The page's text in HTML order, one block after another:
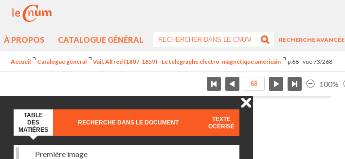
À PROPOS CATALOGUE GÉNÉRAL
RECHERCHE AVANCÉE
Accueil Catalogue général Vail, Alfred (1807-1859) - Le télégraphe électro-magnétique américain p.68 - vue 73/268
100%
TABLE
DES
MATIÈRES
RECHERCHE DANS LE DOCUMENT
TEXTE
OCÉRISÉ
Première image